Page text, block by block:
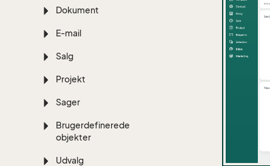
Dokument
E-mail
Salg
Projekt
Sager
Brugerdefinerede
objekter
Udvalg